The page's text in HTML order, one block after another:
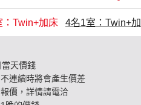
：Twin+加床 4名1室：Twin+
當天價錢
連續時將會產生價差
價，詳情請電洽